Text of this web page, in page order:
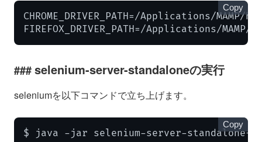
CHROME_DRIVER_PATH=/Applications/
FIREFOX_DRIVER_PATH=/Applications/
Copy
selenium-server-standaloneの実行
seleniumを以下コマンドで立ち上げます。
$ java -jar selenium-server-standalone-
Copy